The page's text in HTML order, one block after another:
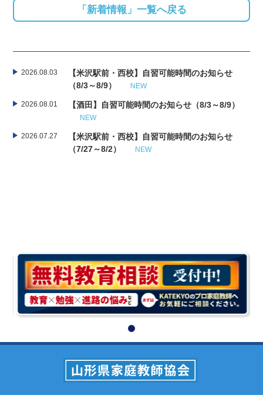
「新着情報」一覧へ戻る
2026.08.03
【米沢駅前・西校】自習可能時間のお知らせ
（8/3～8/9）
NEW
2026.08.01 【酒田】自習可能時間のお知らせ（8/3～8/9）
NEW
2026.07.27
【米沢駅前・西校】自習可能時間のお知らせ
（7/27～8/2）
NEW